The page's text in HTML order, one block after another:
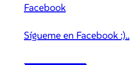
Facebook
Sígueme en Facebook :)..